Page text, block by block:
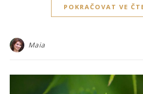
POKRAČOVAT VE
Maia